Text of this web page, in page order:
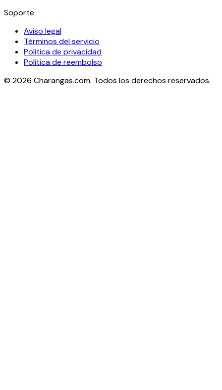
Soporte
Aviso legal
Términos del servicio
Política de privacidad
Política de reembolso
© 2026 Charangas.com. Todos los derechos reservados.